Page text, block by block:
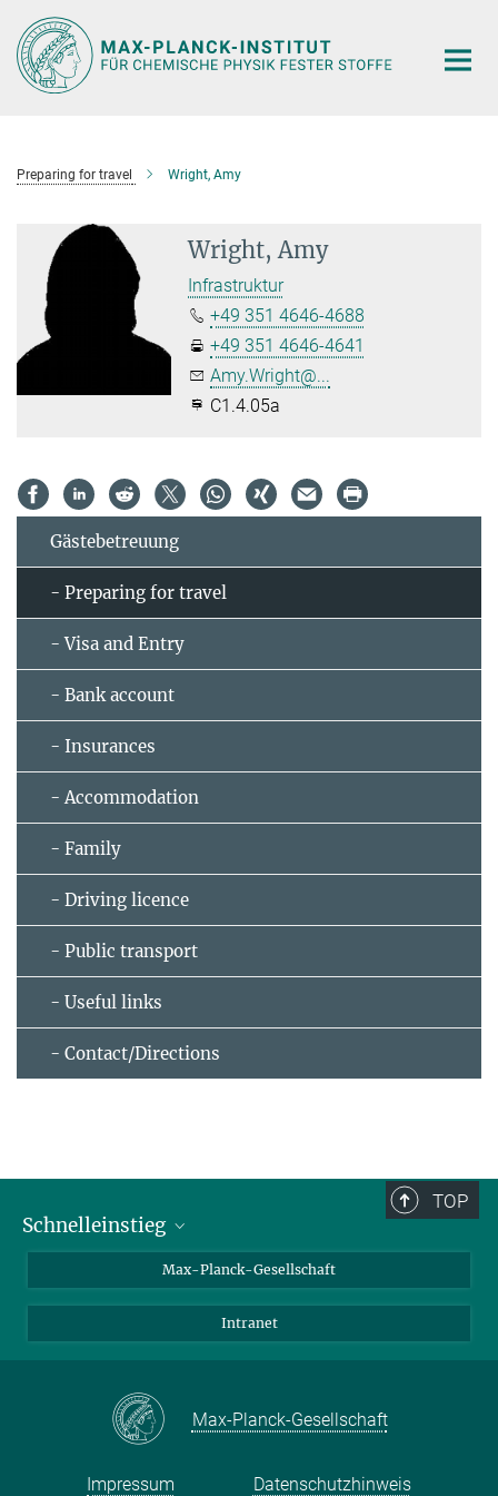
Hauptinhalt
Preparing for travel Wright, Amy
Wright, Amy
Infrastruktur
+49 351 4646-4688
+49 351 4646-4641
Amy.Wright@...
C1.4.05a
Gästebetreuung
- Preparing for travel
- Visa and Entry
- Bank account
- Insurances
- Accommodation
- Family
- Driving licence
- Public transport
- Useful links
- Contact/Directions
TOP
Schnelleinstieg
Ansprechpartner*innen
Presse- und Öffentlichkeitsarbeit
Max-Planck-Gesellschaft
Intranet
Max-Planck-Gesellschaft
Impressum Datenschutzhinweis